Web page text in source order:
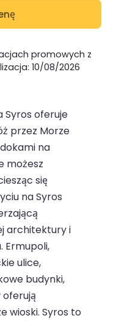
promowych z
10/08/2026
Syros oferuje
przez Morze
na
możesz
się
na Syros
architektury i
Ermupoli,
ulice,
budynki,
wioski. Syros to